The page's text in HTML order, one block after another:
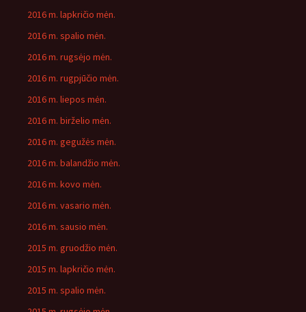
2016 m. lapkričio mėn.
2016 m. spalio mėn.
2016 m. rugsėjo mėn.
2016 m. rugpjūčio mėn.
2016 m. liepos mėn.
2016 m. birželio mėn.
2016 m. gegužės mėn.
2016 m. balandžio mėn.
2016 m. kovo mėn.
2016 m. vasario mėn.
2016 m. sausio mėn.
2015 m. gruodžio mėn.
2015 m. lapkričio mėn.
2015 m. spalio mėn.